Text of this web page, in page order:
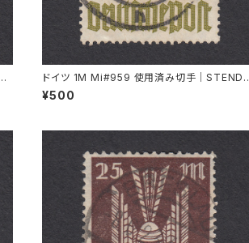
ドイツ 1M Mi#959 使用済み切手｜STENDA
L 11.8.1947
¥500